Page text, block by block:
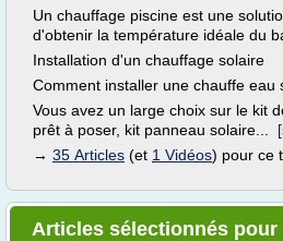
Un chauffage piscine est une
d'obtenir la température idéale du
Installation d'un chauffage solaire
Comment installer une chauffe eau
Vous avez un large choix sur le kit
prêt à poser, kit panneau solaire...
→ 35 Articles (et 1 Vidéos) pour ce
Articles sélectionnés